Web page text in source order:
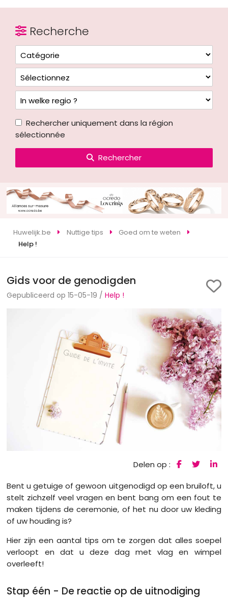
Recherche
Rechercher uniquement dans la région
sélectionnée
Rechercher
Huwelijk.be Nuttige tips
Goed om te weten
Help !
Gids voor de genodigden
Gepubliceerd op 15-05-19 /Help !
Delen op :
Bent u getuige of gewoon uitgenodigd op een bruiloft, u
stelt zichzelf veel vragen en bent bang om een ​​fout te
maken tijdens de ceremonie, of het nu door uw kleding
of uw houding is?
Hier zijn een aantal tips om te zorgen dat alles soepel
verloopt en dat u deze dag met vlag en wimpel
overleeft!
Stap één - De reactie op de uitnodiging